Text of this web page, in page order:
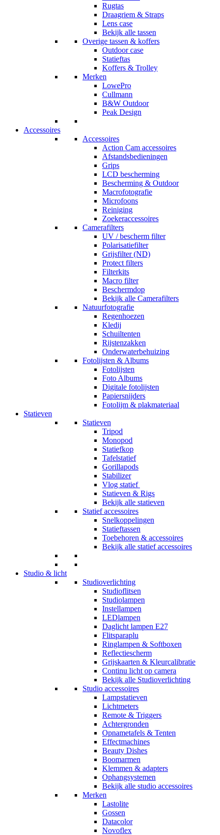
Rugtas
Draagriem & Straps
Lens case
Bekijk alle tassen
Overige tassen & koffers
Outdoor case
Statieftas
Koffers & Trolley
Merken
LowePro
Cullmann
B&W Outdoor
Peak Design
Accessoires
Accessoires
Action Cam accessoires
Afstandsbedieningen
Grips
LCD bescherming
Bescherming & Outdoor
Macrofotografie
Microfoons
Reiniging
Zoekeraccessoires
Camerafilters
UV / bescherm filter
Polarisatiefilter
Grijsfilter (ND)
Protect filters
Filterkits
Macro filter
Beschermdop
Bekijk alle Camerafilters
Natuurfotografie
Regenhoezen
Kledij
Schuiltenten
Rijstenzakken
Onderwaterbehuizing
Fotolijsten & Albums
Fotolijsten
Foto Albums
Digitale fotolijsten
Papiersnijders
Fotolijm & plakmateriaal
Statieven
Statieven
Tripod
Monopod
Statiefkop
Tafelstatief
Gorillapods
Stabilizer
Vlog statief
Statieven & Rigs
Bekijk alle statieven
Statief accessoires
Snelkoppelingen
Statieftassen
Toebehoren & accessoires
Bekijk alle statief accessoires
Studio & licht
Studioverlichting
Studioflitsen
Studiolampen
Instellampen
LEDlampen
Daglicht lampen E27
Flitsparaplu
Ringlampen & Softboxen
Reflectiescherm
Grijskaarten & Kleurcalibratie
Continu licht op camera
Bekijk alle Studioverlichting
Studio accessoires
Lampstatieven
Lichtmeters
Remote & Triggers
Achtergronden
Opnametafels & Tenten
Effectmachines
Beauty Dishes
Boomarmen
Klemmen & adapters
Ophangsystemen
Bekijk alle studio accessoires
Merken
Lastolite
Gossen
Datacolor
Novoflex